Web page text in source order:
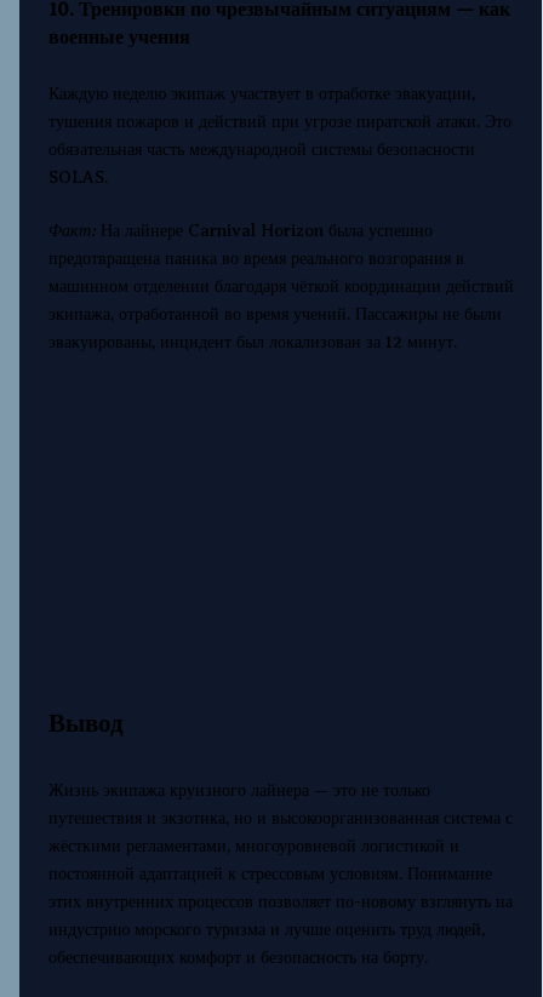
10. Тренировки по чрезвычайным ситуациям — как
военные учения
Каждую неделю экипаж участвует в отработке эвакуации,
тушения пожаров и действий при угрозе пиратской атаки. Это
обязательная часть международной системы безопасности
SOLAS.
Факт:На лайнере Carnival Horizon была успешно
предотвращена паника во время реального возгорания в
машинном отделении благодаря чёткой координации действий
экипажа, отработанной во время учений. Пассажиры не были
эвакуированы, инцидент был локализован за 12 минут.
Вывод
Жизнь экипажа круизного лайнера — это не только
путешествия и экзотика, но и высокоорганизованная система с
жёсткими регламентами, многоуровневой логистикой и
постоянной адаптацией к стрессовым условиям. Понимание
этих внутренних процессов позволяет по-новому взглянуть на
индустрию морского туризма и лучше оценить труд людей,
обеспечивающих комфорт и безопасность на борту.